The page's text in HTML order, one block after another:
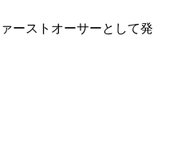
ーストオーサーとして発